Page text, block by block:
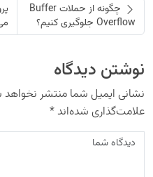
چگونه از حملات Buffer
Overflow جلوگیری کنیم؟
نوشتن دیدگاه
نشانی ایمیل شما منتشر
علامت‌گذاری شده‌اند*